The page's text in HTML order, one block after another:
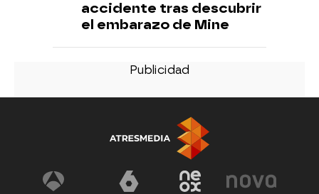
accidente tras descubrir
el embarazo de Mine